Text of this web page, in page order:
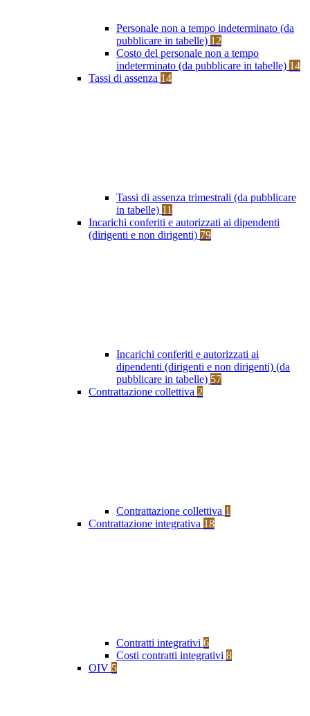
Personale non a tempo indeterminato (da
pubblicare in tabelle) 12
Costo del personale non a tempo
indeterminato (da pubblicare in tabelle) 14
Tassi di assenza 14
Tassi di assenza trimestrali (da pubblicare
in tabelle) 11
Incarichi conferiti e autorizzati ai dipendenti
(dirigenti e non dirigenti) 79
Incarichi conferiti e autorizzati ai
dipendenti (dirigenti e non dirigenti) (da
pubblicare in tabelle) 57
Contrattazione collettiva 2
Contrattazione collettiva 1
Contrattazione integrativa 18
Contratti integrativi 6
Costi contratti integrativi 8
OIV 5